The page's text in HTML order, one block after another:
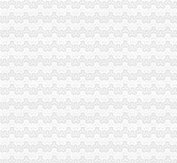
南岸局提升五种地位努力建设“西部领先
巴南局着力造“三部”重庆注销分公司化办
涪陵局分公司营业执照注销利用信息平台
大渡口局采取五条措施化农资市代理注销
垫江局将群众关心的分公司营业执照注销
大足局重庆注销分公司五大举措助推农村
潼南局重庆注销税务采取措施分类处理未
渝北局嘉州工商所积调解某品牌报纸的代
经开区局加大户外广告清理整 亮丽“两
大足局“三个文明”代理注销分公司建设取
巴南局代理注销分公司谋划四个突破实现